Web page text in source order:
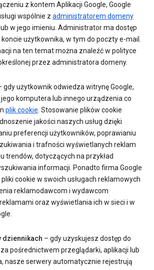
z kontem Aplikacji Google, Google
wspólnie z administratorem domeny
lub w jego imieniu. Administrator ma dostęp
użytkownika, w tym do poczty e-mail.
na ten temat można znaleźć w polityce
przez administratora domeny.
gdy użytkownik odwiedza witrynę Google,
jego komputera lub innego urządzenia co
plik cookie . Stosowanie plików cookie
jakości naszych usług dzięki
preferencji użytkowników, poprawianiu
i trafności wyświetlanych reklam
trendów, dotyczących na przykład
informacji. Ponadto firma Google
cookie w swoich usługach reklamowych
reklamodawcom i wydawcom
oraz wyświetlania ich w sieci i w
dziennikach – gdy uzyskujesz dostęp do
za pośrednictwem przeglądarki, aplikacji lub
nasze serwery automatycznie rejestrują